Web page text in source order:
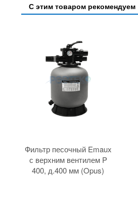
С этим товаром рекомендуем
Фильтр песочный Emaux
с верхним вентилем P
400, д.400 мм (Opus)